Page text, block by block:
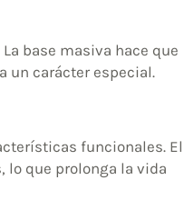
base masiva hace que
un carácter especial.
funcionales. El
lo que prolonga la vida